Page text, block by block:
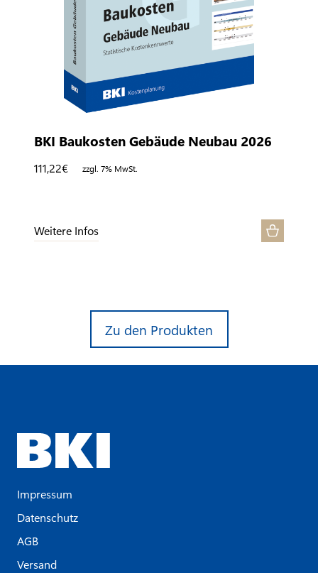
BKI Baukosten Gebäude Neubau 2026
111,22€ zzgl. 7% MwSt.
Weitere Infos
Zu den Produkten
Impressum
Datenschutz
AGB
Versand